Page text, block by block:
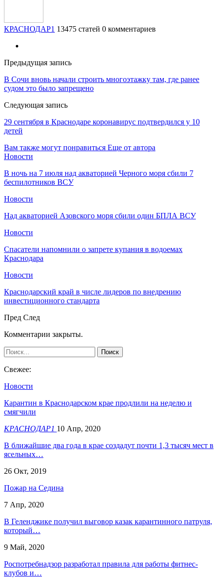
КРАСНОДАР1 13475 статей 0 комментариев
Предыдущая запись
В Сочи вновь начали строить многоэтажку там, где ранее
судом это было запрещено
Следующая запись
29 сентября в Краснодаре коронавирус подтвердился у 10
детей
Вам также могут понравиться Еще от автора
Новости
В ночь на 7 июля над акваторией Черного моря сбили 7
беспилотников ВСУ
Новости
Над акваторией Азовского моря сбили один БПЛА ВСУ
Новости
Спасатели напомнили о запрете купания в водоемах
Краснодара
Новости
Краснодарский край в числе лидеров по внедрению
инвестиционного стандарта
Пред След
Комментарии закрыты.
Свежее:
Новости
Карантин в Краснодарском крае продлили на неделю и
смягчили
КРАСНОДАР1 10 Апр, 2020
В ближайшие два года в крае создадут почти 1,3 тысяч мест в
ясельных…
26 Окт, 2019
Пожар на Седина
7 Апр, 2020
В Геленджике получил выговор казак карантинного патруля,
который…
9 Май, 2020
Роспотребнадзор разработал правила для работы фитнес-
клубов и…